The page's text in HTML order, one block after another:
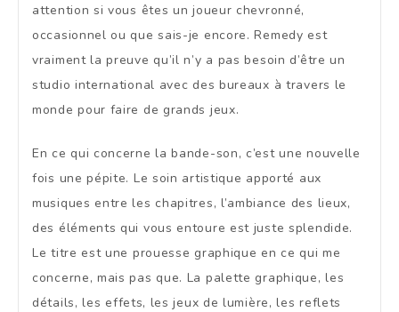
attention si vous êtes un joueur chevronné,
occasionnel ou que sais-je encore. Remedy est
vraiment la preuve qu’il n’y a pas besoin d’être un
studio international avec des bureaux à travers le
monde pour faire de grands jeux.
En ce qui concerne la bande-son, c’est une nouvelle
fois une pépite. Le soin artistique apporté aux
musiques entre les chapitres, l’ambiance des lieux,
des éléments qui vous entoure est juste splendide.
Le titre est une prouesse graphique en ce qui me
concerne, mais pas que. La palette graphique, les
détails, les effets, les jeux de lumière, les reflets